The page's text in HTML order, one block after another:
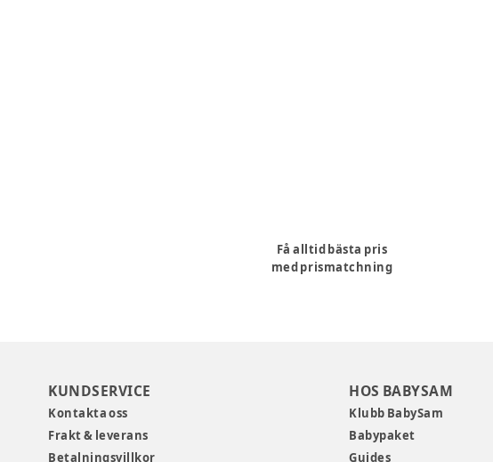
Få alltid bästa pris
med prismatchning
KUNDSERVICE
Kontakta oss
Frakt & leverans
Betalningsvillkor
HOS BABYSAM
Klubb BabySam
Babypaket
Guides